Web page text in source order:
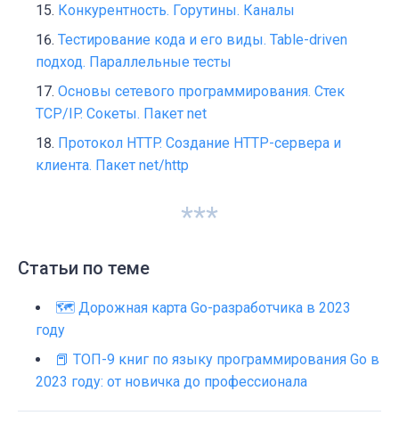
Конкурентность. Горутины. Каналы
Тестирование кода и его виды. Table-driven
подход. Параллельные тесты
Основы сетевого программирования. Стек
TCP/IP. Сокеты. Пакет net
Протокол HTTP. Создание HTTP-сервера и
клиента. Пакет net/http
***
Статьи по теме
🗺️ Дорожная карта Go-разработчика в 2023
году
📕 ТОП-9 книг по языку программирования Go в
2023 году: от новичка до профессионала